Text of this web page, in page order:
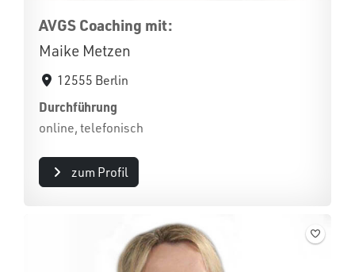
AVGS Coaching mit:
Maike Metzen
12555 Berlin
Durchführung
online, telefonisch
zum Profil